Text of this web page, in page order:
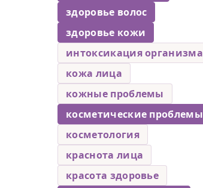
здоровье волос
здоровье кожи
интоксикация организма
кожа лица
кожные проблемы
косметические проблемы
косметология
краснота лица
красота здоровье